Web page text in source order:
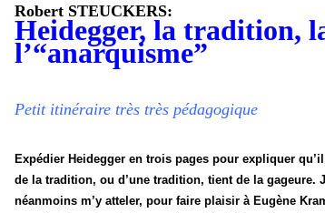
Robert STEUCKERS:
Heidegger, la tradition,
l’“anarquisme”
Petit itinéraire très très pédagogique
Expédier Heidegger en trois pages pour expliquer
de la tradition, ou d’une tradition, tient de la gageure.
néanmoins m’y atteler, pour faire plaisir à Eugène